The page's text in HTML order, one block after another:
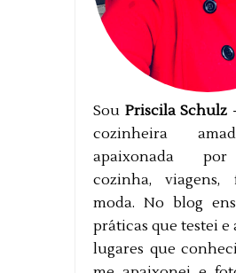
Sou Priscila Schulz
cozinheira
apaixonada
cozinha, viagens,
moda. No blog
práticas que testei e
lugares que